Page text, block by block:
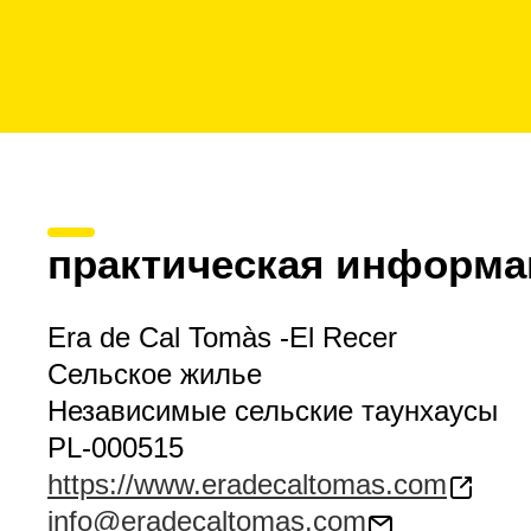
практическая
Era de Cal Tomàs -El Recer
Сельское жилье
Независимые сельские таунхаусы
PL-000515
https://www.eradecaltomas.com
info@eradecaltomas.com